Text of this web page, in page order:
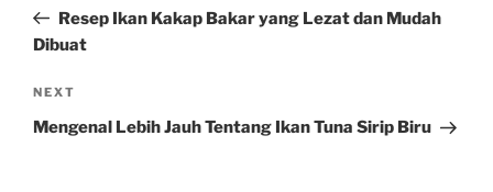
PostResep Ikan Kakap Bakar yang Lezat dan Mudah
Dibuat
Next
Post
NEXT
Mengenal Lebih Jauh Tentang Ikan Tuna Sirip Biru